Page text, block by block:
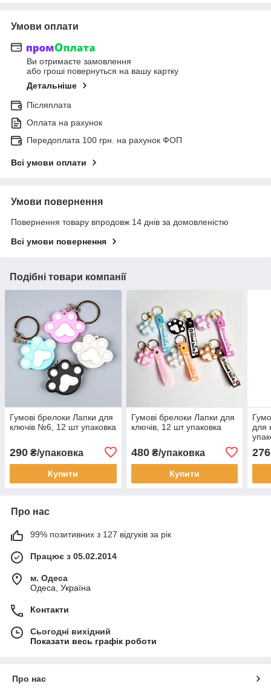
Умови оплати
Ви отримаєте замовлення
або гроші повернуться на вашу картку
Детальніше
Післяплата
Оплата на рахунок
Передоплата 100 грн. на рахунок ФОП
Всі умови оплати
Умови повернення
Повернення товару впродовж 14 днів за домовленістю
Всі умови повернення
Подібні товари компанії
Гумові брелоки Лапки для
ключів №6, 12 шт упаковка
290 ₴/упаковка
Купити
Гумові брелоки Лапки для
ключів, 12 шт упаковка
480₴/упаковка
Купити
для
276
Про нас
99% позитивних з 127 відгуків за рік
Працює з 05.02.2014
м. Одеса
Одеса, Україна
Контакти
Сьогодні вихідний
Показати весь графік роботи
Про нас